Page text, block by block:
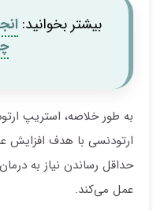
بیشتر بخوانید:
به طور خلاصه، استریپ
ارتودنسی با هدف افزایش
حداقل رساندن نیاز به
عمل می‌کند.